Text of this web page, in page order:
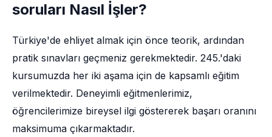
soruları Nasıl İşler?
Türkiye'de ehliyet almak için önce teorik, ardından
pratik sınavları geçmeniz gerekmektedir. 245.'daki
kursumuzda her iki aşama için de kapsamlı eğitim
verilmektedir. Deneyimli eğitmenlerimiz,
öğrencilerimize bireysel ilgi göstererek başarı oranını
maksimuma çıkarmaktadır.